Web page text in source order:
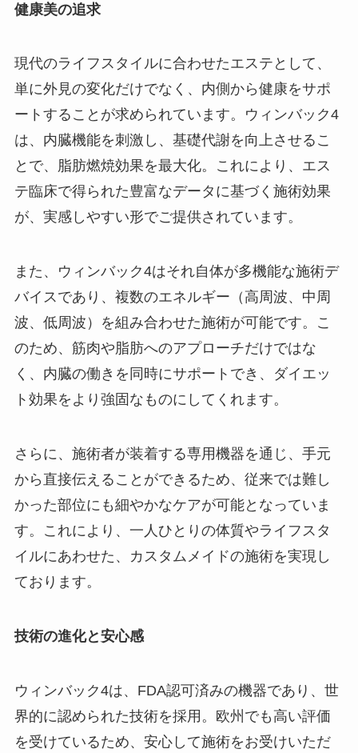
健康美の追求
現代のライフスタイルに合わせたエステとして、
単に外見の変化だけでなく、内側から健康をサポ
ートすることが求められています。ウィンバック4
は、内臓機能を刺激し、基礎代謝を向上させるこ
とで、脂肪燃焼効果を最大化。これにより、エス
テ臨床で得られた豊富なデータに基づく施術効果
が、実感しやすい形でご提供されています。
また、ウィンバック4はそれ自体が多機能な施術デ
バイスであり、複数のエネルギー（高周波、中周
波、低周波）を組み合わせた施術が可能です。こ
のため、筋肉や脂肪へのアプローチだけではな
く、内臓の働きを同時にサポートでき、ダイエッ
ト効果をより強固なものにしてくれます。
さらに、施術者が装着する専用機器を通じ、手元
から直接伝えることができるため、従来では難し
かった部位にも細やかなケアが可能となっていま
す。これにより、一人ひとりの体質やライフスタ
イルにあわせた、カスタムメイドの施術を実現し
ております。
技術の進化と安心感
ウィンバック4は、FDA認可済みの機器であり、世
界的に認められた技術を採用。欧州でも高い評価
を受けているため、安心して施術をお受けいただ